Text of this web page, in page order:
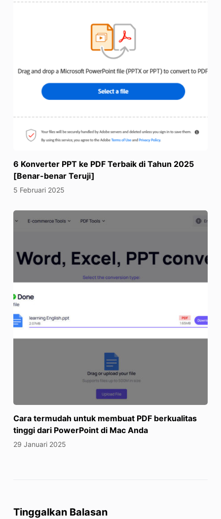
6 Konverter PPT ke PDF Terbaik di Tahun 2025
[Benar-benar Teruji]
5 Februari 2025
Cara termudah untuk membuat PDF berkualitas
tinggi dari PowerPoint di Mac Anda
29 Januari 2025
Tinggalkan Balasan